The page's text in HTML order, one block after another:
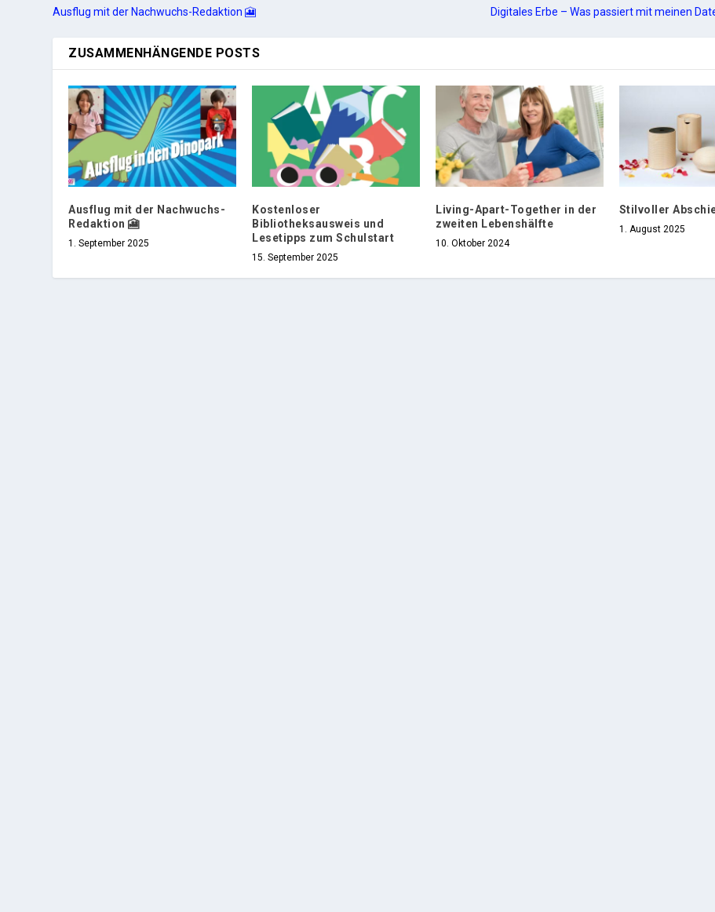
Ausflug mit der Nachwuchs-Redaktion 🎦 Digitales Erbe – Was passiert mit meinen
ZUSAMMENHÄNGENDE POSTS
Ausflug mit der Nachwuchs-
Redaktion 🎦
1. September 2025
Kostenloser
Bibliotheksausweis und
Lesetipps zum Schulstart
15. September 2025
Living-Apart-Together in der
zweiten Lebenshälfte
10. Oktober 2024
Stilvoller
1. August 2025